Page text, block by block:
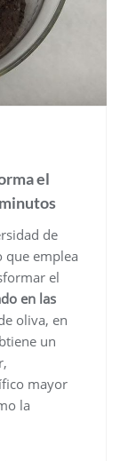
el
de
que emplea
el
en las
oliva, en
un
mayor
la